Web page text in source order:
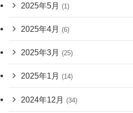
2025年5月 (1)
2025年4月 (6)
2025年3月 (25)
2025年1月 (14)
2024年12月 (34)